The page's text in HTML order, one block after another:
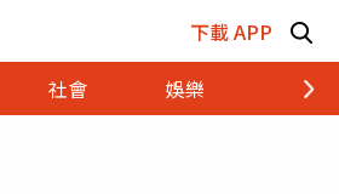
下載 APP
社會 娛樂 財經